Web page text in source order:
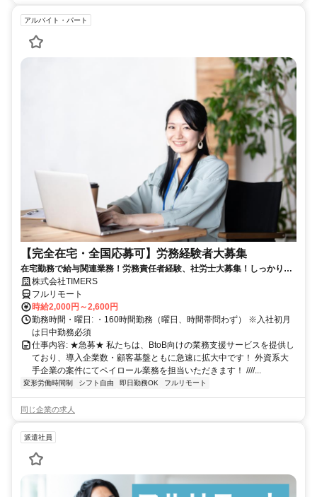
アルバイト・パート
【完全在宅・全国応募可】労務経験者大募集
在宅勤務で給与関連業務！労務責任者経験、社労士大募集！しっかり稼
ぎたい方、注目！
株式会社TIMERS
フルリモート
時給2,000円～2,600円
勤務時間・曜日: ・160時間勤務（曜日、時間帯問わず） ※入社初月
は日中勤務必須
仕事内容: ★急募★ 私たちは、BtoB向けの業務支援サービスを提供し
ており、導入企業数・顧客基盤ともに急速に拡大中です！ 外資系大
手企業の案件にてペイロール業務を担当いただきます！ ////...
変形労働時間制 シフト自由 即日勤務OK フルリモート
同じ企業の求人
派遣社員